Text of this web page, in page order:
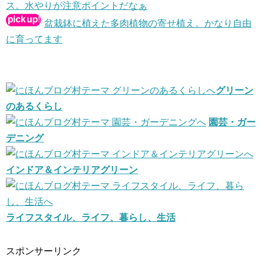
ス。水やりが注意ポイントだなぁ
盆栽鉢に植えた多肉植物の寄せ植え。かなり自由
に育ってます
グリーン
のあるくらし
園芸・ガー
デニング
インドア＆インテリアグリーン
ライフスタイル、ライフ、暮らし、生活
スポンサーリンク